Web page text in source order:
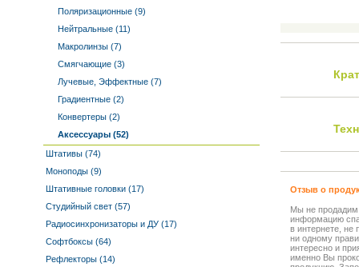
Поляризационные (9)
Нейтральные (11)
Макролинзы (7)
Смягчающие (3)
Лучевые, Эффектные (7)
Градиентные (2)
Конвертеры (2)
Аксессуары (52)
Штативы (74)
Моноподы (9)
Штативные головки (17)
Студийный свет (57)
Радиосинхронизаторы и ДУ (17)
Софтбоксы (64)
Рефлекторы (14)
Отзыв о
Мы не
информацию
в интернете, не
ни одному
интересно и
именно Вы